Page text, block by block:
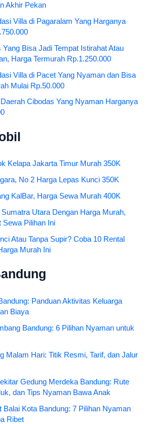
Akhir Pekan
Villa di Pagaralam Yang Harganya
Yang Bisa Jadi Tempat Istirahat Atau
Harga Termurah Rp.1.250.000
Villa di Pacet Yang Nyaman dan Bisa
Mulai Rp.50.000
Cibodas Yang Nyaman Harganya
Kelapa Jakarta Timur Murah 350K
No 2 Harga Lepas Kunci 350K
KalBar, Harga Sewa Murah 400K
Utara Dengan Harga Murah,
Sewa Pilihan Ini
Atau Tanpa Supir? Coba 10 Rental
Murah Ini
Panduan Aktivitas Keluarga
Biaya
Bandung: 6 Pilihan Nyaman untuk
Malam Hari: Titik Resmi, Tarif, dan Jalur
Gedung Merdeka Bandung: Rute
dan Tips Nyaman Bawa Anak
Balai Kota Bandung: 7 Pilihan Nyaman
Ribet